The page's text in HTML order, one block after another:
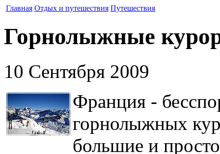
Главная Отдых и путешествия Путешествия
Горнолыжные
10 Сентября 2009
Франция -
горнолыжных
большие и